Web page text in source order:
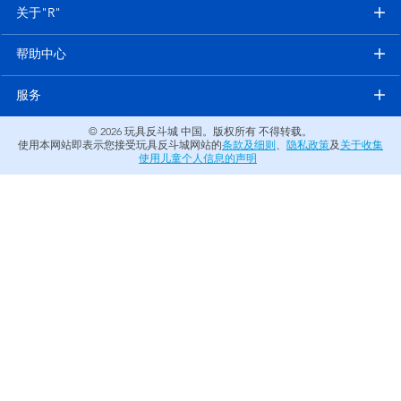
游戏及拼图系列
户外及运动产品
关于"R"
帮助中心
服务
© 2026 玩具反斗城 中国。版权所有 不得转载。
使用本网站即表示您接受玩具反斗城网站的条款及细则 、 隐私政策及 关于收集
使用儿童个人信息的声明